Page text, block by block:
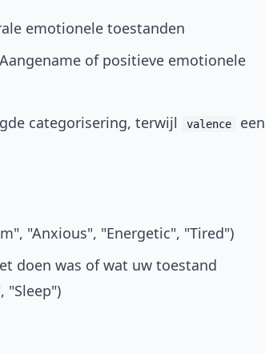
emotionele toestanden
of positieve emotionele
categorisering, terwijl valence
een
"Anxious", "Energetic", "Tired")
doen was of wat uw toestand
"Sleep")